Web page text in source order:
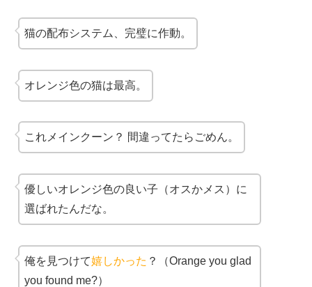
猫の配布システム、完璧に作動。
オレンジ色の猫は最高。
これメインクーン？ 間違ってたらごめん。
優しいオレンジ色の良い子（オスかメス）に
選ばれたんだな。
俺を見つけて嬉しかった ？（Orange you glad
you found me?）